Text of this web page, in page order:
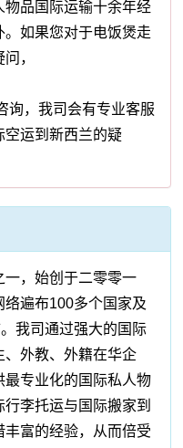
物品国际运输十余年经
如果您对于电饭煲走
，
询，我司会有专业客服
空运到新西兰的疑
一，始创于二零零一
遍布100多个国家及
我司通过强大的国际
、外教、外籍在华企
最专业化的国际私人物
李托运与国际搬家到
富的经验，从而倍受